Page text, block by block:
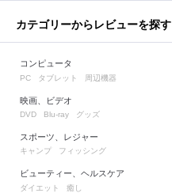
カテゴリーからレビューを探す
コンピュータ
PC タブレット 周辺機器
映画、ビデオ
DVD Blu-ray グッズ
スポーツ、レジャー
キャンプ フィッシング
ビューティー、ヘルスケア
ダイエット 癒し